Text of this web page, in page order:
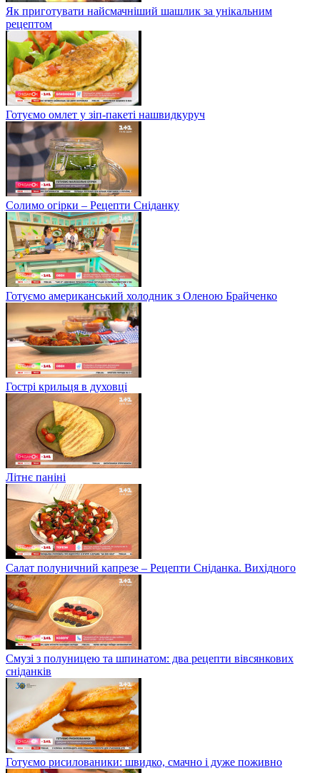
Як приготувати найсмачніший шашлик за унікальним
рецептом
Готуємо омлет у зіп-пакеті нашвидкуруч
Солимо огірки – Рецепти Сніданку
Готуємо американський холодник з Оленою Брайченко
Гострі крильця в духовці
Літнє паніні
Салат полуничний капрезе – Рецепти Сніданка. Вихідного
Смузі з полуницею та шпинатом: два рецепти вівсянкових
сніданків
Готуємо рисилованики: швидко, смачно і дуже поживно